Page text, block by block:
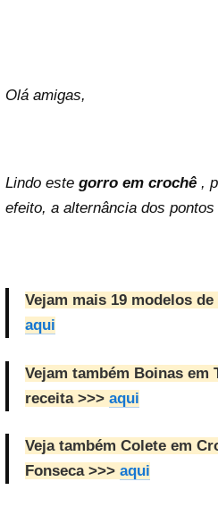
Olá amigas,
Lindo este gorro em crochê ,
efeito, a alternância dos
Vejam mais 19 modelos
aqui
Vejam também Boinas em
receita >>> aqui
Veja também Colete em
Fonseca >>> aqui